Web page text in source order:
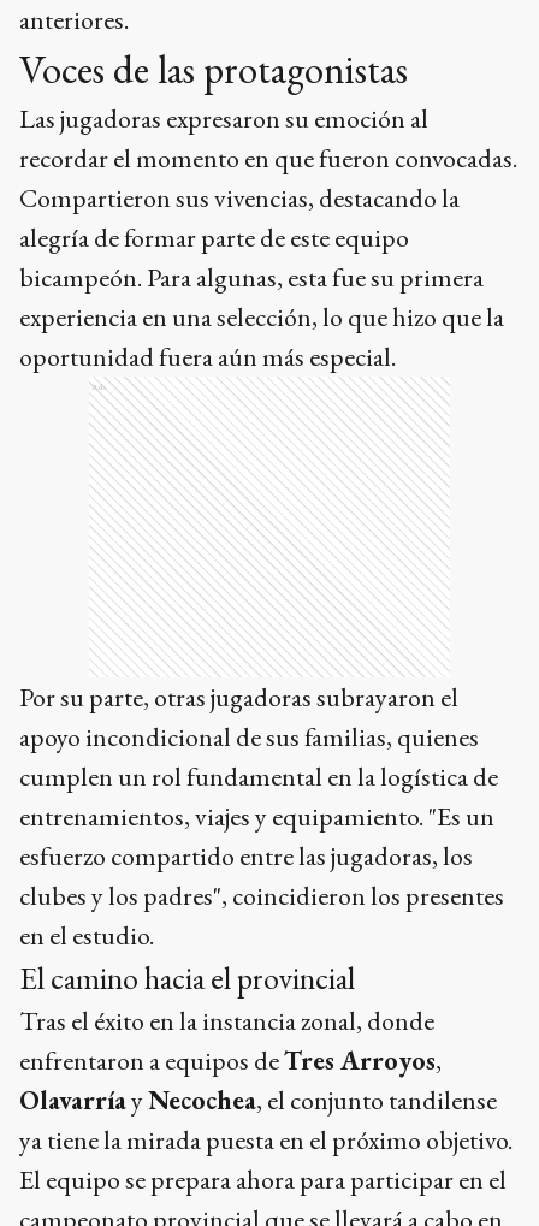
anteriores.
Voces de las protagonistas
Las jugadoras expresaron su emoción al
recordar el momento en que fueron convocadas.
Compartieron sus vivencias, destacando la
alegría de formar parte de este equipo
bicampeón. Para algunas, esta fue su primera
experiencia en una selección, lo que hizo que la
oportunidad fuera aún más especial.
Ads
Por su parte, otras jugadoras subrayaron el
apoyo incondicional de sus familias, quienes
cumplen un rol fundamental en la logística de
entrenamientos, viajes y equipamiento. "Es un
esfuerzo compartido entre las jugadoras, los
clubes y los padres", coincidieron los presentes
en el estudio.
El camino hacia el provincial
Tras el éxito en la instancia zonal, donde
enfrentaron a equipos deTres Arroyos,
OlavarríayNecochea, el conjunto tandilense
ya tiene la mirada puesta en el próximo objetivo.
El equipo se prepara ahora para participar en el